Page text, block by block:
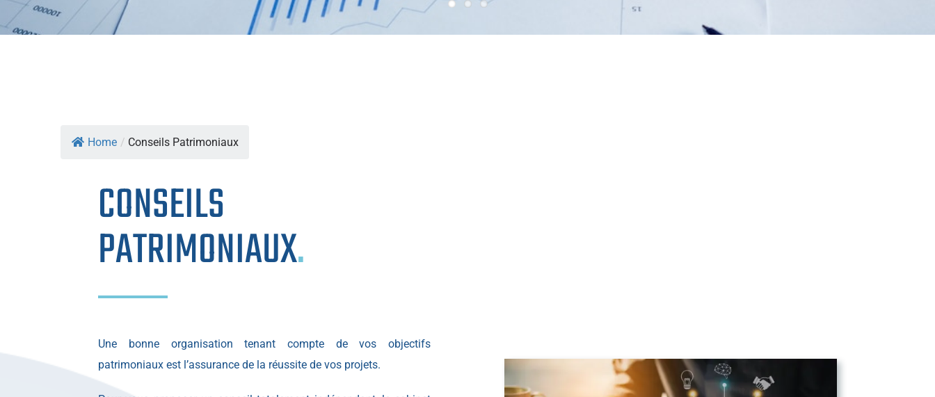
Home / Conseils Patrimoniaux
CONSEILS
PATRIMONIAUX.
Une bonne organisation tenant compte de vos objectifs
patrimoniaux est l’assurance de la réussite de vos projets.